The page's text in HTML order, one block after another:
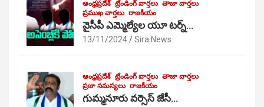
ఆంధ్రప్రదేశ్ ట్రేండింగ్ వార్తలు తాజా వార్తలు
ప్రముఖ వార్తలు రాజకీయం
వైసీపీ ఎమ్మెల్యేల యూ టర్న్…
13/11/2024 Sira News
ఆంధ్రప్రదేశ్ ట్రేండింగ్ వార్తలు తాజా వార్తలు
ప్రజా సమస్యలు రాజకీయం
గుమ్మనూరు వర్సెస్ జేసీ…